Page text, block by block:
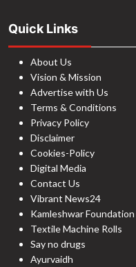
Quick Links
About Us
Vision & Mission
Advertise with Us
Terms & Conditions
Privacy Policy
Disclaimer
Cookies-Policy
Digital Media
Contact Us
Vibrant News24
Kamleshwar Foundation
Textile Machine Rolls
Say no drugs
Ayurvaidh